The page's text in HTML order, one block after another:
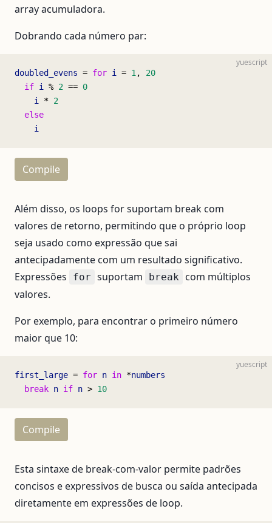
array acumuladora.
Dobrando cada número par:
yuescript
doubled_evens = for i = 1, 20
  if
i % 2 == 0
    i
* 2
  else
    i
Compile
Além disso, os loops for suportam break com
valores de retorno, permitindo que o próprio loop
seja usado como expressão que sai
antecipadamente com um resultado significativo.
Expressões
for suportam break com múltiplos
valores.
Por exemplo, para encontrar o primeiro número
maior que 10:
yuescript
first_large = for n in *numbers
  break
n if n > 10
Compile
Esta sintaxe de break-com-valor permite padrões
concisos e expressivos de busca ou saída antecipada
diretamente em expressões de loop.